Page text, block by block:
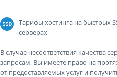
Тарифы хостинга на быстрых
серверах
В случае несоответствия качества
запросам, Вы имеете право на
от предоставляемых услуг и